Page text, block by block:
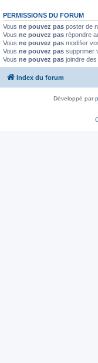
PERMISSIONS DU FORUM
Vous ne pouvez pas poster de
Vous ne pouvez pas répondre
Vous ne pouvez pas modifier
Vous ne pouvez pas supprimer
Vous ne pouvez pas joindre
Index du forum
Développé par